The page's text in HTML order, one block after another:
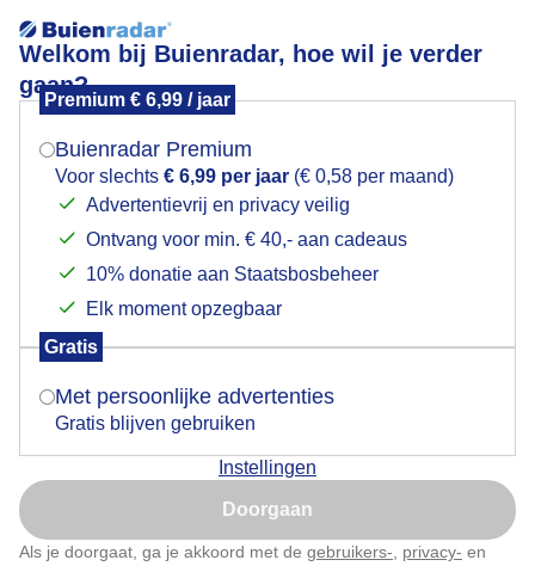
Welkom bij Buienradar, hoe wil je verder
gaan?
Premium € 6,99 / jaar
Buienradar Premium
Voor slechts € 6,99 per jaar (€ 0,58 per maand)
Advertentievrij en privacy veilig
Ontvang voor min. € 40,- aan cadeaus
10% donatie aan Staatsbosbeheer
Elk moment opzegbaar
Gratis
Met persoonlijke advertenties
Gratis blijven gebruiken
Instellingen
Doorgaan
Als je doorgaat, ga je akkoord met de gebruikers- privacy- en
Magnolia in bloei
magnolia spat van het scherm
Door: Toon Boons
Mogen we je locatie gebruiken voor het
Indien je hier nog geen akkoord op hebt gegeven,
verschijnt er zo een pop-up uit je browser waarin
Is goed, toon de popup
Nu niet, misschien later
Klik hierom dit aan te passen